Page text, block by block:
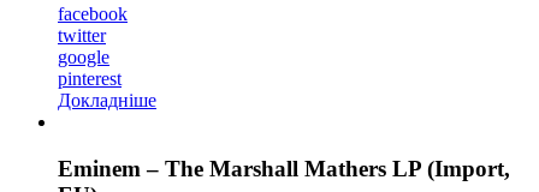
facebook
twitter
google
pinterest
Докладніше
Eminem – The Marshall Mathers LP (Import,